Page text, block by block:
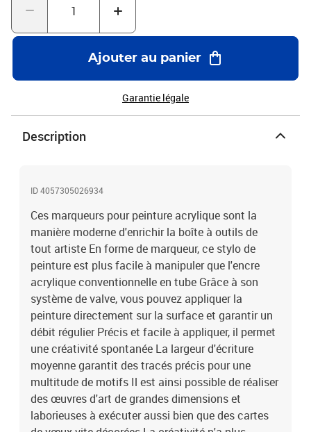
d'utiliser le marqueur acrylique avec la peinture permanente en
la toile, par exemple Après séchage, on pourra peindre par-dessus
avec le marqueur acrylique Les palettes de couleurs de ces deux
gammes de produits sont coordonnées entre elles Avant la
première utilisation, le marqueur doit être activé comme suit : Tout
d'abord, secouez vigoureusement le marqueur avec le capuchon
délicatement sur le papier à plusieurs reprises jusqu'à ce que
Produit de marque de haute qualité Fabriqué en Allemagne
Ajouter au panier
Garantie légale
Description
ID 4057305026934
Ces marqueurs pour peinture acrylique sont la
manière moderne d'enrichir la boîte à outils de
tout artiste En forme de marqueur, ce stylo de
peinture est plus facile à manipuler que l'encre
acrylique conventionnelle en tube Grâce à son
système de valve, vous pouvez appliquer la
peinture directement sur la surface et garantir un
débit régulier Précis et facile à appliquer, il permet
une créativité spontanée La largeur d'écriture
moyenne garantit des tracés précis pour une
multitude de motifs Il est ainsi possible de réaliser
des œuvres d'art de grandes dimensions et
laborieuses à exécuter aussi bien que des cartes